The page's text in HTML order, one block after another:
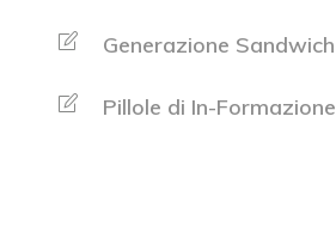
Generazione Sandwich
Pillole di In-Formazione